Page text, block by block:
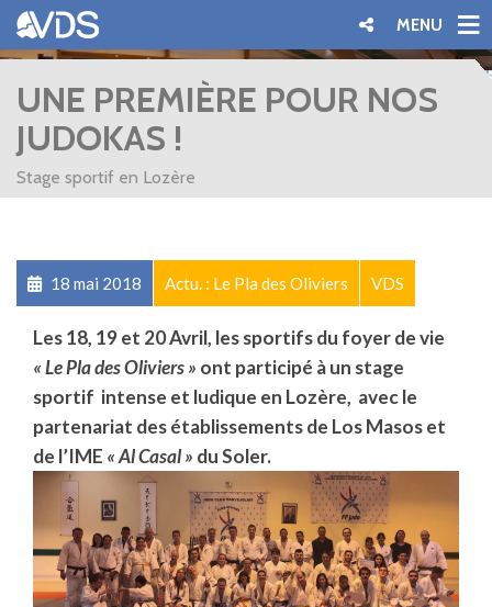
MENU
UNE PREMIÈRE POUR NOS
JUDOKAS !
Stage sportif en Lozère
18 mai 2018 Actu. : Le Pla des Oliviers VDS
Les 18, 19 et 20 Avril, les sportifs du foyer de vie
« Le Pla des Oliviers » ont participé à un stage
sportif intense et ludique en Lozère, avec le
partenariat des établissements de Los Masos et
de l’IME « Al Casal » du Soler.